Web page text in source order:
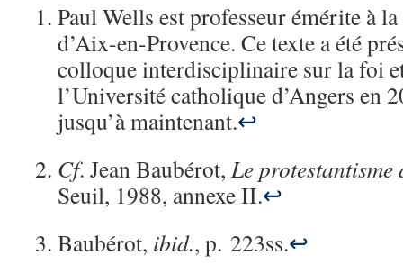
Paul Wells est professeur émérite à
d’Aix-en-Provence. Ce texte a été
colloque interdisciplinaire sur la foi
l’Université catholique d’Angers en
jusqu’à maintenant.↩
Cf. Jean Baubérot, Le
Seuil, 1988, annexe II.↩
Baubérot, ibid., p. 223ss.↩